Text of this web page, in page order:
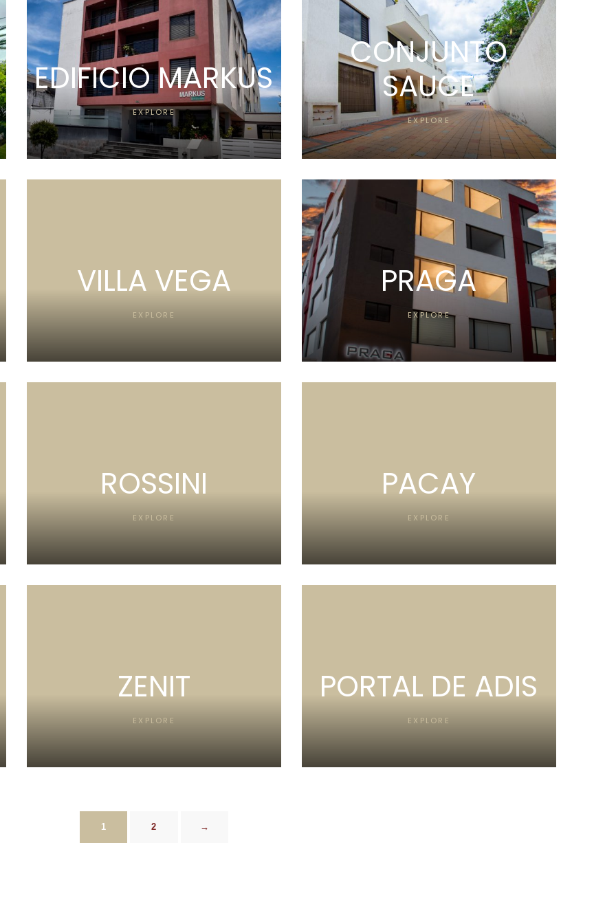
EDIFICIO MARKUS
EXPLORE
CONJUNTO
SAUCE
EXPLORE
VILLA VEGA
EXPLORE
PRAGA
EXPLORE
ROSSINI
EXPLORE
PACAY
EXPLORE
ZENIT
EXPLORE
PORTAL DE ADIS
EXPLORE
1 2 →